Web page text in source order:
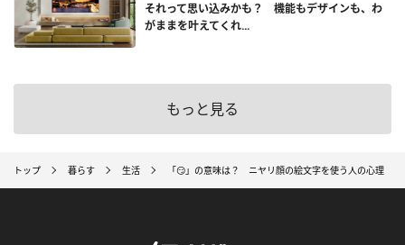
それって思い込みかも？ 機能もデザインも、わ
がままを叶えてくれ...
もっと見る
トップ 暮らす 生活 「😏」の意味は？ ニヤリ顔の絵文字を使う人の心理